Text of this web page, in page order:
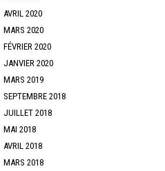
AVRIL 2020
MARS 2020
FÉVRIER 2020
JANVIER 2020
MARS 2019
SEPTEMBRE 2018
JUILLET 2018
MAI 2018
AVRIL 2018
MARS 2018